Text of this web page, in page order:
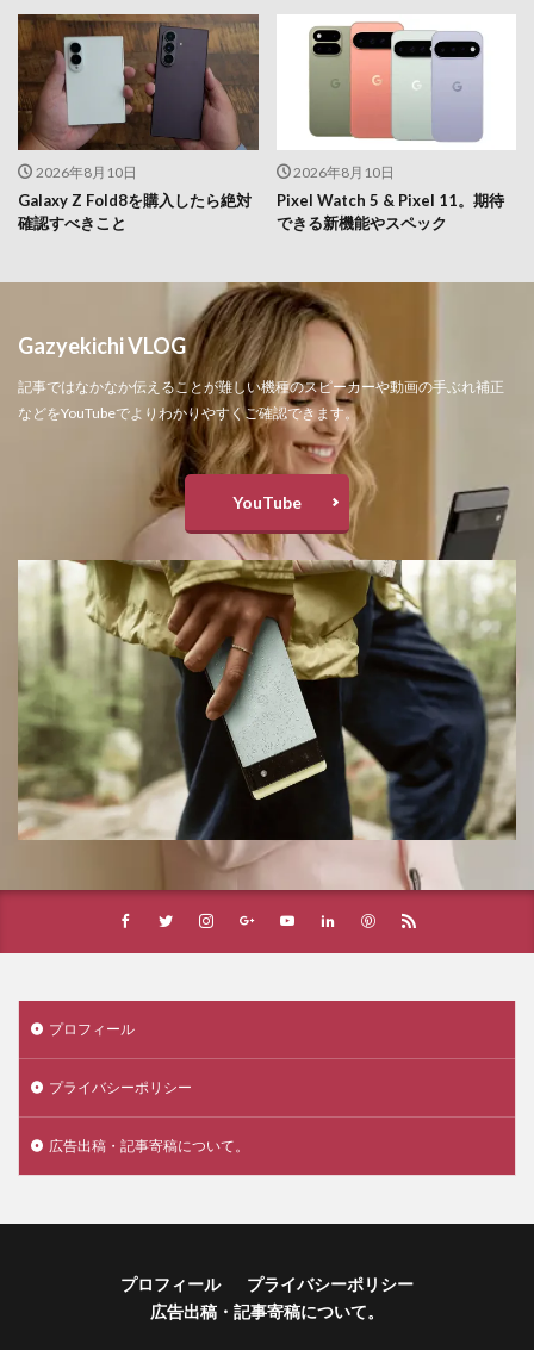
2026年8月10日
Galaxy Z Fold8を購入したら絶対
確認すべきこと
2026年8月10日
Pixel Watch 5 & Pixel 11。期待
できる新機能やスペック
Gazyekichi VLOG
記事ではなかなか伝えることが難しい機種のスピーカーや動画の手ぶれ補正
などをYouTubeでよりわかりやすくご確認できます。
YouTube
プロフィール
プライバシーポリシー
広告出稿・記事寄稿について。
プロフィール
プライバシーポリシー
広告出稿・記事寄稿について。